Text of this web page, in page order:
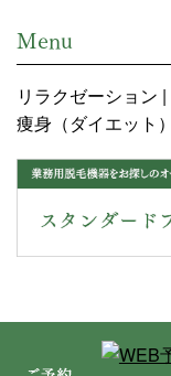
Menu
リラクゼーション
痩身（ダイエット）